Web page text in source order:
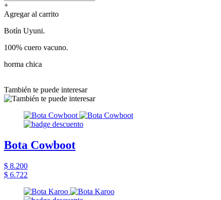
+
Agregar al carrito
Botín Uyuni.
100% cuero vacuno.
horma chica
También te puede interesar
Bota Cowboot
$ 8.200
$ 6.722